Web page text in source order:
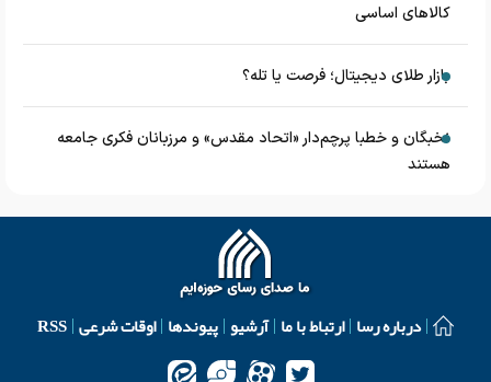
کالاهای اساسی
بازار طلای دیجیتال؛ فرصت یا تله؟
نخبگان و خطبا پرچم‌دار «اتحاد مقدس» و مرزبانان فکری جامعه
هستند
درباره رسا ارتباط با ما آرشیو پیوندها اوقات شرعی RSS